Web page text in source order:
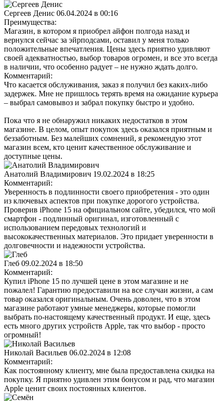
Сергеев Денис 06.04.2024 в 00:16
Преимущества:
Магазин, в котором я приобрел айфон полгода назад и
вернулся сейчас за эйрподсами, оставил у меня только
положительные впечатления. Цены здесь приятно удивляют
своей адекватностью, выбор товаров огромен, и все это всегда
в наличии, что особенно радует – не нужно ждать долго.
Комментарий:
Что касается обслуживания, заказ я получил без каких-либо
задержек. Мне не пришлось терять время на ожидание курьера
– выбрал самовывоз и забрал покупку быстро и удобно.
Пока что я не обнаружил никаких недостатков в этом
магазине. В целом, опыт покупок здесь оказался приятным и
беззаботным. Без малейших сомнений, я рекомендую этот
магазин всем, кто ценит качественное обслуживание и
доступные цены.
Анатолий Владимирович 19.02.2024 в 18:25
Комментарий:
Уверенность в подлинности своего приобретения - это один
из ключевых аспектов при покупке дорогого устройства.
Проверив iPhone 15 на официальном сайте, убедился, что мой
смартфон - подлинный оригинал, изготовленный с
использованием передовых технологий и
высококачественных материалов. Это придает уверенности в
долговечности и надежности устройства.
Глеб 09.02.2024 в 18:50
Комментарий:
Купил iPhone 15 по лучшей цене в этом магазине и не
пожалел! Гарантию предоставили на все случаи жизни, а сам
товар оказался оригинальным. Очень доволен, что в этом
магазине работают умные менеджеры, которые помогли
выбрать по-настоящему качественный продукт. И еще, здесь
есть много других устройств Apple, так что выбор - просто
огромный!
Николай Васильев 06.02.2024 в 12:08
Комментарий:
Как постоянному клиенту, мне была предоставлена скидка на
покупку. Я приятно удивлен этим бонусом и рад, что магазин
Apple ценит своих постоянных клиентов.